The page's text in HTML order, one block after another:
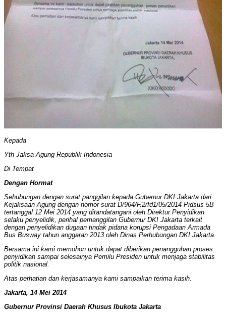
Kepada
Yth Jaksa Agung Republik Indonesia
Di Tempat
Dengan Hormat
Sehubungan dengan surat panggilan kepada Gubernur DKI Jakarta dari
Kejaksaan Agung dengan nomor surat D/964/F.2/fd1/05/2014 Pidsus 5B
tertanggal 12 Mei 2014 yang ditandatangani oleh Direktur Penyidikan
selaku penyelidik, perihal pemanggilan Gubernur DKI Jakarta terkait
dengan penyelidikan dugaan tindak pidana korupsi Pengadaan Armada
Bus Busway tahun anggaran 2013 oleh Dinas Perhubungan DKI Jakarta.
Bersama ini kami memohon untuk dapat diberikan penangguhan proses
penyidikan sampai selesainya Pemilu Presiden untuk menjaga stabilitas
politik nasional.
Atas perhatian dan kerjasamanya kami sampaikan terima kasih.
Jakarta, 14 Mei 2014
Gubernur Provinsi Daerah Khusus Ibukota Jakarta